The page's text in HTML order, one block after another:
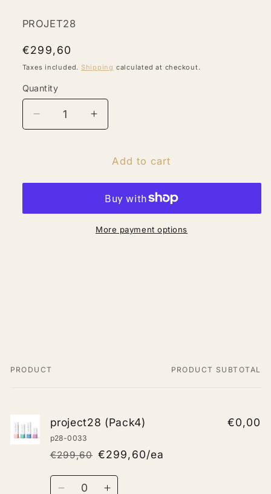
PROJET28
Regular
price
€299,60
Taxes included. Shipping calculated at checkout.
Quantity
Quantity
Decrease
quantity
Increase
quantity
project28
Add to cart
More payment options
Your
PRODUCT PRODUCT SUBTOTAL
project28 (Pack4)
p28-0033
Regular
price
€299,60
Sale
price
€299,60/ea
€0,00
Quantity